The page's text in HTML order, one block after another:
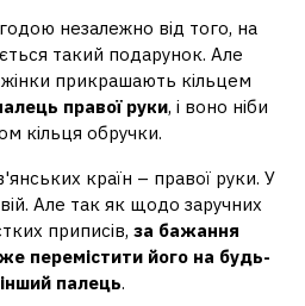
незалежно від того, на
такий подарунок. Але
жінки прикрашають кільцем
правої руки, і воно ніби
кільця обручки.
країн – правої руки. У
Але так як щодо заручних
приписів, за бажання
перемістити його на будь-
палець.